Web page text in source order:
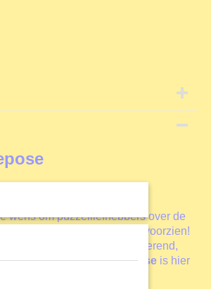
68x49 cm
wens om puzzelliefhebbers over de
afbeeldingen te voorzien!
nostalgisch, levendig, vertederend,
legpuzzelWinter Repose is hier